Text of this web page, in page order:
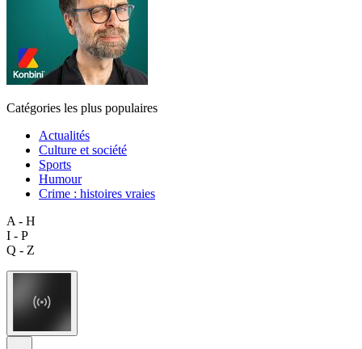
Catégories les plus populaires
Actualités
Culture et société
Sports
Humour
Crime : histoires vraies
A - H
I - P
Q - Z